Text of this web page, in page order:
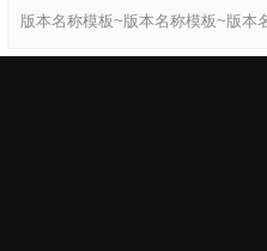
版本名称模板~版本名称模板~版本